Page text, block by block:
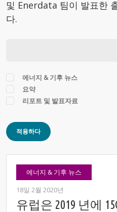
및 Enerdata 팀이 발표한
다.
에너지 & 기후 뉴스
요약
리포트 및 발표자료
적용하다
에너지 & 기후 뉴스
18일 2월 2020년
유럽은 2019 년에